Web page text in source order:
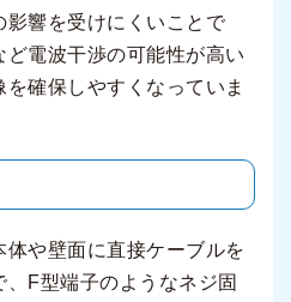
影響を受けにくいことで
電波干渉の可能性が高い
確保しやすくなっていま
や壁面に直接ケーブルを
F型端子のようなネジ固